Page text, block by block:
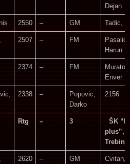
Dejan
2550 – GM Tadic,
2507 – FM
Pasalic,
Harun
2374 – FM
Enver
2338 –
Popovic,
Darko
2156
Rtg – 3
ŠK
plus”,
Trebinje
2620 – GM
Cvitan,